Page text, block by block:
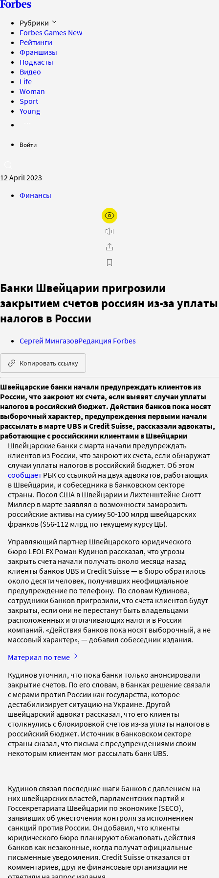
Рубрики
Forbes Games New
Рейтинги
Франшизы
Подкасты
Видео
Life
Woman
Sport
Young
Войти
12 April 2023
Финансы
Банки Швейцарии пригрозили
закрытием счетов россиян из-за уплаты
налогов в России
Сергей МингазовРедакция Forbes
Копировать ссылку
Швейцарские банки начали предупреждать клиентов из
России, что закроют их счета, если выявят случаи уплаты
налогов в российский бюджет. Действия банков пока носят
выборочный характер, предупреждения первыми начали
рассылать в марте UBS и Сredit Suisse, рассказали адвокаты,
работающие с российскими клиентами в Швейцарии
Швейцарские банки с марта начали предупреждать
клиентов из России, что закроют их счета, если обнаружат
случаи уплаты налогов в российский бюджет. Об этом
сообщает РБК со ссылкой на двух адвокатов, работающих
в Швейцарии, и собеседника в банковском секторе
страны. Посол США в Швейцарии и Лихтенштейне Скотт
Миллер в марте заявлял о возможности заморозить
российские активы на сумму 50-100 млрд швейцарских
франков ($56-112 млрд по текущему курсу ЦБ).
Управляющий партнер Швейцарского юридического
бюро LEOLEX Роман Кудинов рассказал, что угрозы
закрыть счета начали получать около месяца назад
клиенты банков UBS и Сredit Suisse — в бюро обратилось
около десяти человек, получивших неофициальное
предупреждение по телефону. По словам Кудинова,
сотрудники банков пригрозили, что счета клиентов будут
закрыты, если они не перестанут быть владельцами
расположенных и оплачивающих налоги в России
компаний. «Действия банков пока носят выборочный, а не
массовый характер», — добавил собеседник издания.
Материал по теме
Кудинов уточнил, что пока банки только анонсировали
закрытие счетов. По его словам, в банках решение связали
с мерами против России как государства, которое
дестабилизирует ситуацию на Украине. Другой
швейцарский адвокат рассказал, что его клиенты
столкнулись с блокировкой счетов из-за уплаты налогов в
российский бюджет. Источник в банковском секторе
страны сказал, что письма с предупреждениями своим
некоторым клиентам мог рассылать банк UBS.
Кудинов связал последние шаги банков с давлением на
них швейцарских властей, парламентских партий и
Госсекретариата Швейцарии по экономике (SECO),
заявивших об ужесточении контроля за исполнением
санкций против России. Он добавил, что клиенты
юридического бюро планируют обжаловать действия
банков как незаконные, когда получат официальные
письменные уведомления. Сredit Suisse отказался от
комментариев, другие финансовые организации не